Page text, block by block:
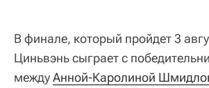
В финале, который пройдет 3
Циньвэнь сыграет с
междуАнной-Каролиной